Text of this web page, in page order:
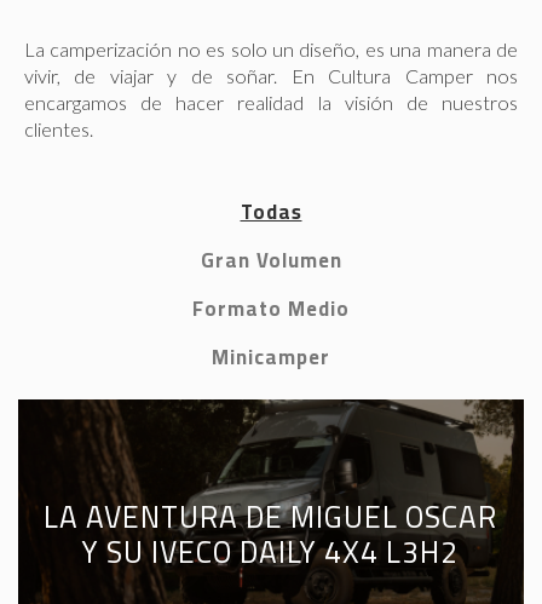
La camperización no es solo un diseño, es una manera de
vivir, de viajar y de soñar. En Cultura Camper nos
encargamos de hacer realidad la visión de nuestros
clientes.
Todas
Gran Volumen
Formato Medio
Minicamper
LA AVENTURA DE MIGUEL OSCAR
Y SU IVECO DAILY 4X4 L3H2